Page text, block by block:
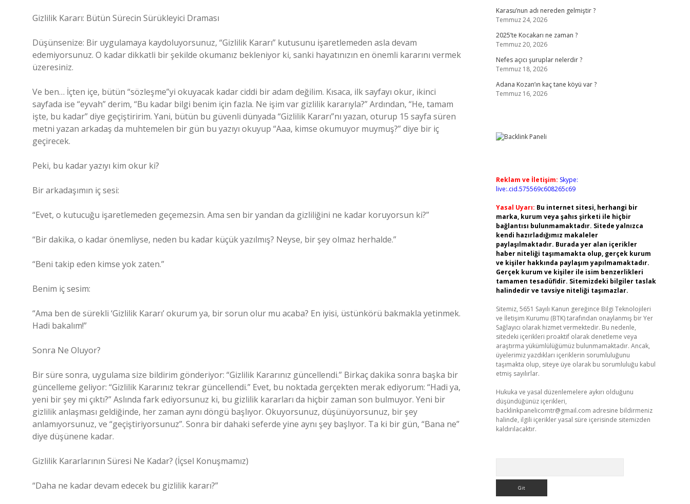
Gizlilik Kararı: Bütün Sürecin Sürükleyici Draması
Düşünsenize: Bir uygulamaya kaydoluyorsunuz, “Gizlilik Kararı” kutusunu işaretlemeden asla devam
edemiyorsunuz. O kadar dikkatli bir şekilde okumanız bekleniyor ki, sanki hayatınızın en önemli kararını vermek
üzeresiniz.
Ve ben… İçten içe, bütün “sözleşme”yi okuyacak kadar ciddi bir adam değilim. Kısaca, ilk sayfayı okur, ikinci
sayfada ise “eyvah” derim, “Bu kadar bilgi benim için fazla. Ne işim var gizlilik kararıyla?” Ardından, “He, tamam
işte, bu kadar” diye geçiştiririm. Yani, bütün bu güvenli dünyada “Gizlilik Kararı”nı yazan, oturup 15 sayfa süren
metni yazan arkadaş da muhtemelen bir gün bu yazıyı okuyup “Aaa, kimse okumuyor muymuş?” diye bir iç
geçirecek.
Peki, bu kadar yazıyı kim okur ki?
Bir arkadaşımın iç sesi:
“Evet, o kutucuğu işaretlemeden geçemezsin. Ama sen bir yandan da gizliliğini ne kadar koruyorsun ki?”
“Bir dakika, o kadar önemliyse, neden bu kadar küçük yazılmış? Neyse, bir şey olmaz herhalde.”
“Beni takip eden kimse yok zaten.”
Benim iç sesim:
“Ama ben de sürekli ‘Gizlilik Kararı’ okurum ya, bir sorun olur mu acaba? En iyisi, üstünkörü bakmakla yetinmek.
Hadi bakalım!”
Sonra Ne Oluyor?
Bir süre sonra, uygulama size bildirim gönderiyor: “Gizlilik Kararınız güncellendi.” Birkaç dakika sonra başka bir
güncelleme geliyor: “Gizlilik Kararınız tekrar güncellendi.” Evet, bu noktada gerçekten merak ediyorum: “Hadi ya,
yeni bir şey mi çıktı?” Aslında fark ediyorsunuz ki, bu gizlilik kararları da hiçbir zaman son bulmuyor. Yeni bir
gizlilik anlaşması geldiğinde, her zaman aynı döngü başlıyor. Okuyorsunuz, düşünüyorsunuz, bir şey
anlamıyorsunuz, ve “geçiştiriyorsunuz”. Sonra bir dahaki seferde yine aynı şey başlıyor. Ta ki bir gün, “Bana ne”
diye düşünene kadar.
Gizlilik Kararlarının Süresi Ne Kadar? (İçsel Konuşmamız)
“Daha ne kadar devam edecek bu gizlilik kararı?”
Karasu’nun adı nereden gelmiştir ?
Temmuz 24, 2026
2025’te Kocakarı ne zaman ?
Temmuz 20, 2026
Nefes açıcı şuruplar nelerdir ?
Temmuz 18, 2026
Adana Kozan’ın kaç tane köyü var ?
Temmuz 16, 2026
Reklam ve İletişim: Skype:
live:.cid.575569c608265c69
Yasal Uyarı: Bu internet sitesi, herhangi bir
marka, kurum veya şahıs şirketi ile hiçbir
bağlantısı bulunmamaktadır. Sitede yalnızca
kendi hazırladığımız makaleler
paylaşılmaktadır. Burada yer alan içerikler
haber niteliği taşımamakta olup, gerçek kurum
ve kişiler hakkında paylaşım yapılmamaktadır.
Gerçek kurum ve kişiler ile isim benzerlikleri
tamamen tesadüfidir. Sitemizdeki bilgiler taslak
halindedir ve tavsiye niteliği taşımazlar.
Sitemiz, 5651 Sayılı Kanun gereğince Bilgi Teknolojileri
ve İletişim Kurumu (BTK) tarafından onaylanmış bir Yer
Sağlayıcı olarak hizmet vermektedir. Bu nedenle,
sitedeki içerikleri proaktif olarak denetleme veya
araştırma yükümlülüğümüz bulunmamaktadır. Ancak,
üyelerimiz yazdıkları içeriklerin sorumluluğunu
taşımakta olup, siteye üye olarak bu sorumluluğu kabul
etmiş sayılırlar.
Hukuka ve yasal düzenlemelere aykırı olduğunu
düşündüğünüz içerikleri,
backlinkpanelicomtr@gmail.com adresine bildirmeniz
halinde, ilgili içerikler yasal süre içerisinde sitemizden
kaldırılacaktır.